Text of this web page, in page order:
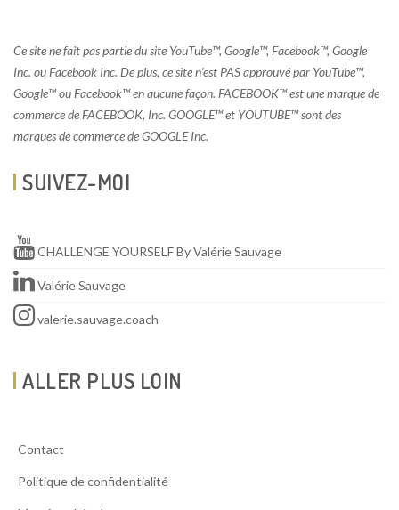
Ce site ne fait pas partie du site YouTube™, Google™, Facebook™, Google
Inc. ou Facebook Inc. De plus, ce site n’est PAS approuvé par YouTube™,
Google™ ou Facebook™ en aucune façon. FACEBOOK™ est une marque de
commerce de FACEBOOK, Inc. GOOGLE™ et YOUTUBE™ sont des
marques de commerce de GOOGLE Inc.
SUIVEZ-MOI
CHALLENGE YOURSELF By Valérie Sauvage
Valérie Sauvage
valerie.sauvage.coach
ALLER PLUS LOIN
Contact
Politique de confidentialité